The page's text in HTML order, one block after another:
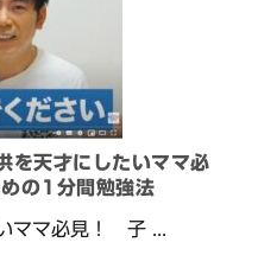
を天才にしたいママ必
の1分間勉強法
ママ必見！ 子 ...